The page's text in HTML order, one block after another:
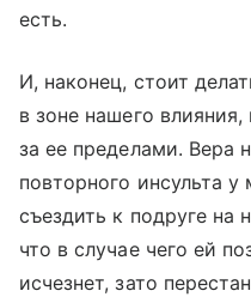
есть.
И, наконец, стоит
в зоне нашего
за ее пределами. Вера
повторного инсульта
съездить к подруге на
что в случае чего ей
исчезнет, зато